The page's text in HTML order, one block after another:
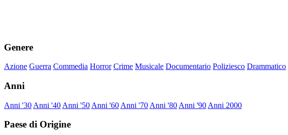
Genere
Azione Guerra Commedia Horror Crime Musicale Documentario Poliziesco Drammatico
Anni
Anni '30 Anni '40 Anni '50 Anni '60 Anni '70 Anni '80 Anni '90 Anni 2000
Paese di Origine